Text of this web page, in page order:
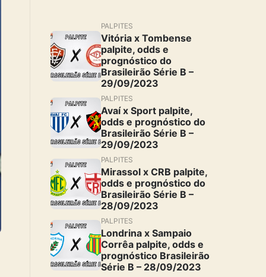
PALPITES
Vitória x Tombense
palpite, odds e
prognóstico do
Brasileirão Série B –
29/09/2023
PALPITES
Avaí x Sport palpite,
odds e prognóstico do
Brasileirão Série B –
29/09/2023
PALPITES
Mirassol x CRB palpite,
odds e prognóstico do
Brasileirão Série B –
28/09/2023
PALPITES
Londrina x Sampaio
Corrêa palpite, odds e
prognóstico Brasileirão
Série B – 28/09/2023